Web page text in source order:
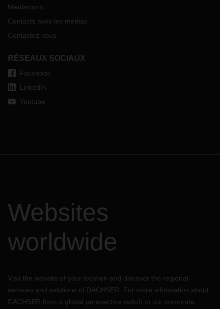
Mediaroom
Contacts avec les médias
Contactez nous
RÉSEAUX SOCIAUX
Facebook
LinkedIn
Youtube
Websites
worldwide
Visit the website of your location and discover the regional
services and solutions of DACHSER. For more information about
DACHSER from a global perspective switch to our corporate